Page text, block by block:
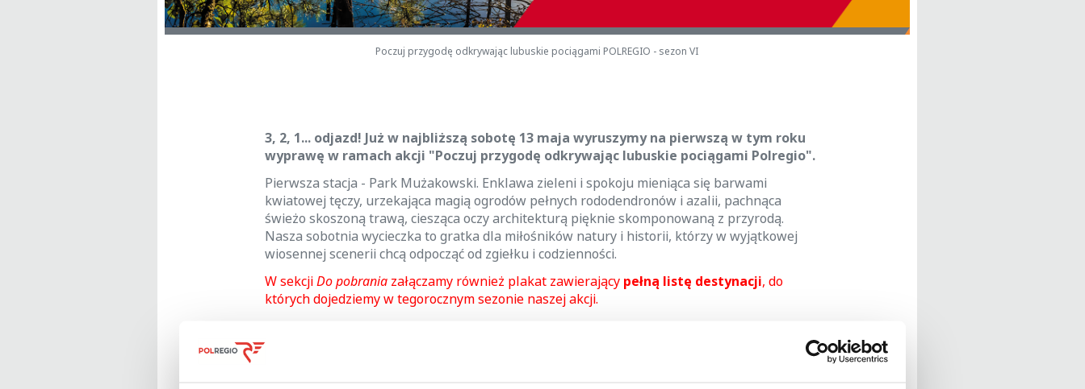
Poczuj przygodę odkrywając lubuskie pociągami POLREGIO - sezon VI
3, 2, 1... odjazd! Już w najbliższą sobotę 13 maja wyruszymy na pierwszą w tym roku
wyprawę w ramach akcji "Poczuj przygodę odkrywając lubuskie pociągami Polregio".
Pierwsza stacja - Park Mużakowski. Enklawa zieleni i spokoju mieniąca się barwami
kwiatowej tęczy, urzekająca magią ogrodów pełnych rododendronów i azalii, pachnąca
świeżo skoszoną trawą, ciesząca oczy architekturą pięknie skomponowaną z przyrodą.
Nasza sobotnia wycieczka to gratka dla miłośników natury i historii, którzy w wyjątkowej
wiosennej scenerii chcą odpocząć od zgiełku i codzienności.
W sekcjiDo pobrania załączamy również plakat zawierający pełną listę destynacji, do
których dojedziemy w tegorocznym sezonie naszej akcji.
wcześniejszej rezerwacji, u kierownika pociągu.